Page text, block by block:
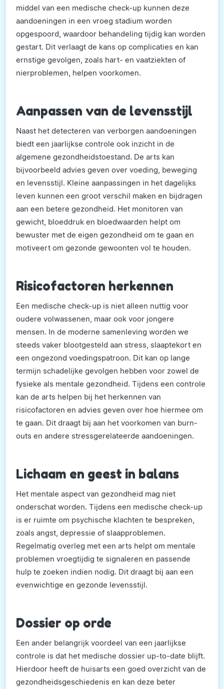
middel van een medische check-up kunnen deze
aandoeningen in een vroeg stadium worden
opgespoord, waardoor behandeling tijdig kan worden
gestart. Dit verlaagt de kans op complicaties en kan
ernstige gevolgen, zoals hart- en vaatziekten of
nierproblemen, helpen voorkomen.
Aanpassen van de levensstijl
Naast het detecteren van verborgen aandoeningen
biedt een jaarlijkse controle ook inzicht in de
algemene gezondheidstoestand. De arts kan
bijvoorbeeld advies geven over voeding, beweging
en levensstijl. Kleine aanpassingen in het dagelijks
leven kunnen een groot verschil maken en bijdragen
aan een betere gezondheid. Het monitoren van
gewicht, bloeddruk en bloedwaarden helpt om
bewuster met de eigen gezondheid om te gaan en
motiveert om gezonde gewoonten vol te houden.
Risicofactoren herkennen
Een medische check-up is niet alleen nuttig voor
oudere volwassenen, maar ook voor jongere
mensen. In de moderne samenleving worden we
steeds vaker blootgesteld aan stress, slaaptekort en
een ongezond voedingspatroon. Dit kan op lange
termijn schadelijke gevolgen hebben voor zowel de
fysieke als mentale gezondheid. Tijdens een controle
kan de arts helpen bij het herkennen van
risicofactoren en advies geven over hoe hiermee om
te gaan. Dit draagt bij aan het voorkomen van burn-
outs en andere stressgerelateerde aandoeningen.
Lichaam en geest in balans
Het mentale aspect van gezondheid mag niet
onderschat worden. Tijdens een medische check-up
is er ruimte om psychische klachten te bespreken,
zoals angst, depressie of slaapproblemen.
Regelmatig overleg met een arts helpt om mentale
problemen vroegtijdig te signaleren en passende
hulp te zoeken indien nodig. Dit draagt bij aan een
evenwichtige en gezonde levensstijl.
Dossier op orde
Een ander belangrijk voordeel van een jaarlijkse
controle is dat het medische dossier up-to-date blijft.
Hierdoor heeft de huisarts een goed overzicht van de
gezondheidsgeschiedenis en kan deze beter